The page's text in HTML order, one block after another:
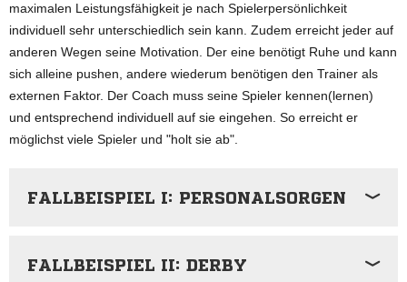
maximalen Leistungsfähigkeit je nach Spielerpersönlichkeit
individuell sehr unterschiedlich sein kann. Zudem erreicht jeder auf
anderen Wegen seine Motivation. Der eine benötigt Ruhe und kann
sich alleine pushen, andere wiederum benötigen den Trainer als
externen Faktor. Der Coach muss seine Spieler kennen(lernen)
und entsprechend individuell auf sie eingehen. So erreicht er
möglichst viele Spieler und "holt sie ab".
FALLBEISPIEL I: PERSONALSORGEN
FALLBEISPIEL II: DERBY